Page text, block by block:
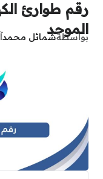
رقم طوارئ
الموحد
بواسطةشمائل محمد